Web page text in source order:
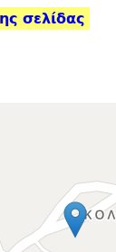
σελίδας